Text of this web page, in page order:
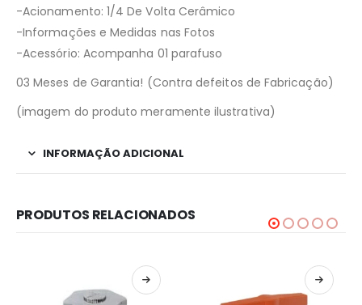
-Acionamento: 1/4 De Volta Cerâmico
-Informações e Medidas nas Fotos
-Acessório: Acompanha 01 parafuso
03 Meses de Garantia! (Contra defeitos de Fabricação)
(imagem do produto meramente ilustrativa)
INFORMAÇÃO ADICIONAL
PRODUTOS RELACIONADOS